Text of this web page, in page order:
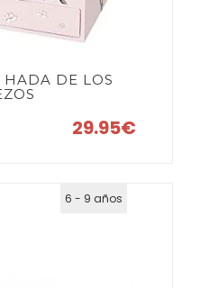
DE LOS
29.95€
6 - 9 años